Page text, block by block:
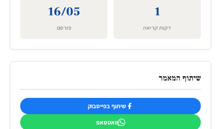
1
דקות קריאה
16/05
פורסם
שיתוף המאמר
שיתוף בפייסבוק
וואטסאפ